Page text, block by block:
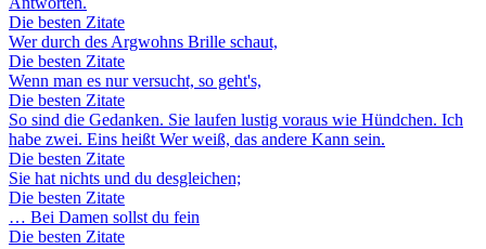
Die besten Zitate
Wer durch des Argwohns Brille schaut,
Die besten Zitate
Wenn man es nur versucht, so geht's,
Die besten Zitate
So sind die Gedanken. Sie laufen lustig voraus wie Hündchen. Ich
habe zwei. Eins heißt Wer weiß, das andere Kann sein.
Die besten Zitate
Sie hat nichts und du desgleichen;
Die besten Zitate
… Bei Damen sollst du fein
Die besten Zitate